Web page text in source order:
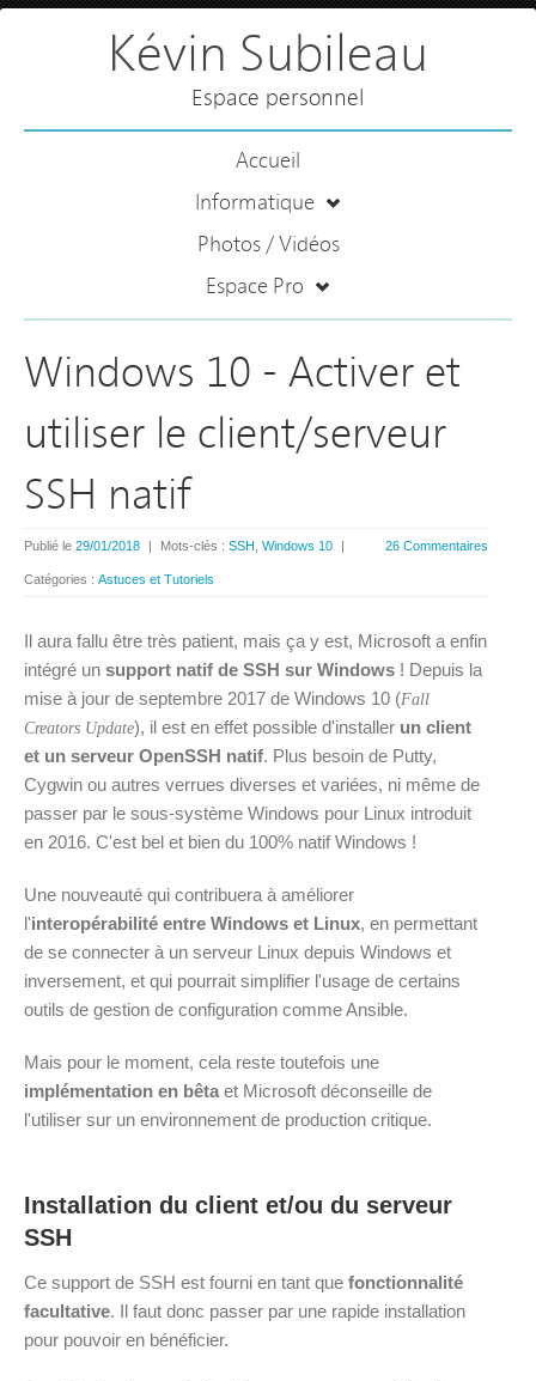
Kévin Subileau
Espace personnel
Accueil
Informatique
Photos / Vidéos
Espace Pro
Windows 10 - Activer et
utiliser le client/serveur
SSH natif
26 Commentaires
Publié le 29/01/2018 | Mots-clés : SSH Windows 10 |
Catégories : Astuces et Tutoriels
Il aura fallu être très patient, mais ça y est, Microsoft a enfin
intégré un support natif de SSH sur Windows ! Depuis la
mise à jour de septembre 2017 de Windows 10 (Fall
Creators Update), il est en effet possible d'installer un client
et un serveur OpenSSH natif. Plus besoin de Putty,
Cygwin ou autres verrues diverses et variées, ni même de
passer par le sous-système Windows pour Linux introduit
en 2016. C'est bel et bien du 100% natif Windows !
Une nouveauté qui contribuera à améliorer
l'interopérabilité entre Windows et Linux, en permettant
de se connecter à un serveur Linux depuis Windows et
inversement, et qui pourrait simplifier l'usage de certains
outils de gestion de configuration comme Ansible.
Mais pour le moment, cela reste toutefois une
implémentation en bêta et Microsoft déconseille de
l'utiliser sur un environnement de production critique.
Installation du client et/ou du serveur
SSH
Ce support de SSH est fourni en tant que fonctionnalité
facultative. Il faut donc passer par une rapide installation
pour pouvoir en bénéficier.